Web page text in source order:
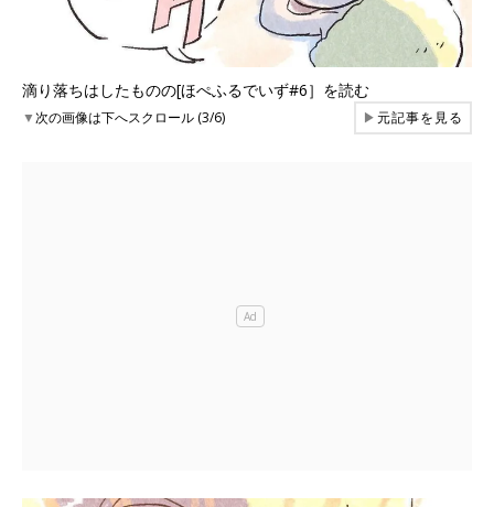
滴り落ちはしたものの[ほぺふるでいず#6］を読む
▼次の画像は下へスクロール (3/6) ▶元記事を見る